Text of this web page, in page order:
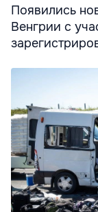
Появились
Венгрии с